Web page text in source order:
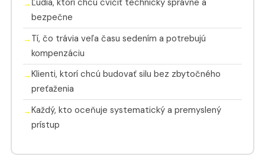
Ľudia, ktorí chcú cvičiť technicky správne a
bezpečne
Tí, čo trávia veľa času sedením a potrebujú
kompenzáciu
Klienti, ktorí chcú budovať silu bez zbytočného
preťaženia
Každý, kto oceňuje systematický a premyslený
prístup